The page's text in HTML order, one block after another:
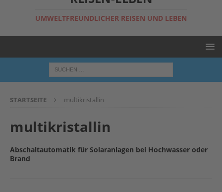
UMWELTFREUNDLICHER REISEN UND LEBEN
STARTSEITE multikristallin
multikristallin
Abschaltautomatik für Solaranlagen bei Hochwasser oder
Brand